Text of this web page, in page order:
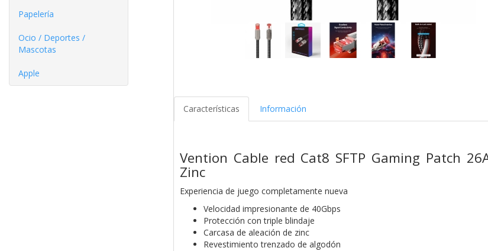
Papelería
Ocio / Deportes /
Mascotas
Apple
Características Información
Vention Cable red Cat8 SFTP Gaming Patch
Zinc
Experiencia de juego completamente nueva
Velocidad impresionante de 40Gbps
Protección con triple blindaje
Carcasa de aleación de zinc
Revestimiento trenzado de algodón